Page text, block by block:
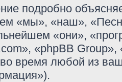
подробно
«мы», «наш»,
«они»,
«phpBB
время любой из